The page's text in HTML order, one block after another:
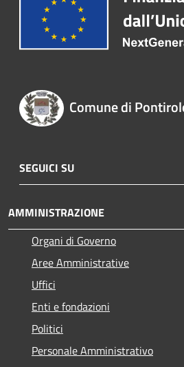
Comune di
SEGUICI SU
AMMINISTRAZIONE
Organi di Governo
Aree Amministrative
Uffici
Enti e fondazioni
Politici
Personale Amministrativo